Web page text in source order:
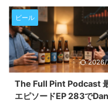
ビール
2026/
The Full Pint Podcast
エピソードEP 283で